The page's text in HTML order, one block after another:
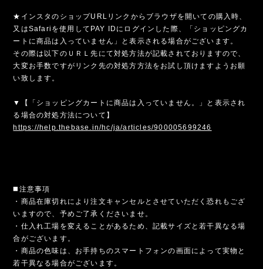
★インスタのショップURLリンクからブラウザを開いての購入時、
又はSafariを使用してPAY IDにログインした際、「ショッピングカ
ートに商品は入っていません」と表示される場合がございます。
その際は以下のＵＲＬ先にて対処方法が記載されておりますので、
大変お手数ですがリンク先の対処方方法をお試し頂けますようお願
い致します。
▼【「ショッピングカートに商品は入っていません。」と表示され
る場合の対処方法について】
https://help.thebase.in/hc/ja/articles/900005699246
◼️注意事項
・商品在庫切れにより注文キャンセルとさせていただく恐れもござ
いますので、予めご了承くださいませ。
・仕入れ工場を変えることがあるため、記載サイズと若干異なる場
合がございます。
・商品の色味は、お手持ちのスマートフォンの画面によって実物と
若干異なる場合がございます。